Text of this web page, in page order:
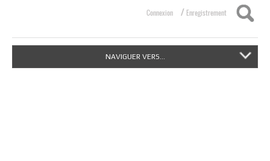
Connexion / Enregistrement
NAVIGUER VERS...